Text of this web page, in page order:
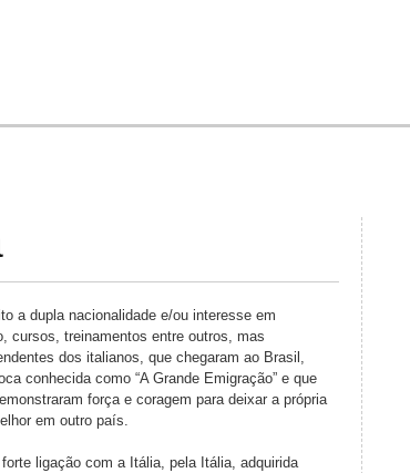
a dupla nacionalidade e/ou interesse em
cursos, treinamentos entre outros, mas
dos italianos, que chegaram ao Brasil,
conhecida como “A Grande Emigração” e que
força e coragem para deixar a própria
em outro país.
ligação com a Itália, pela Itália, adquirida